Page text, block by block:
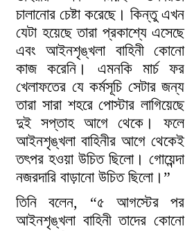
চালানোর চেষ্টা করেছে। কিন্তু এখন
যেটা হয়েছে তারা প্রকাশ্যে এসেছে
এবং আইনশৃঙ্খলা বাহিনী কোনো
কাজ করেনি। এমনকি মার্চ ফর
খেলাফতের যে কর্মসূচি সেটার জন্য
তারা সারা শহরে পোস্টার লাগিয়েছে
দুই সপ্তাহ আগে থেকে। ফলে
আইনশৃঙ্খলা বাহিনীর আগে থেকেই
তৎপর হওয়া উচিত ছিলো। গোয়েন্দা
নজরদারি বাড়ানো উচিত ছিলো।”
তিনি বলেন, “৫ আগস্টের পর
আইনশৃঙ্খলা বাহিনী তাদের কোনো